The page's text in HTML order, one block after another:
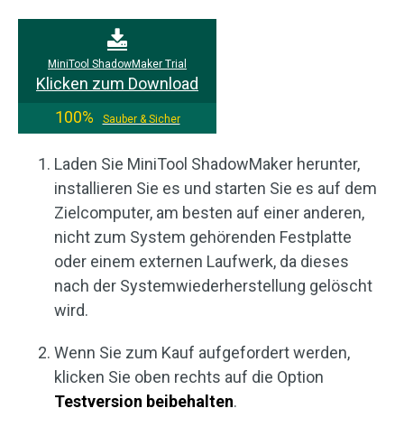
MiniTool ShadowMaker Trial
Klicken zum Download
100%
Sauber & Sicher
Laden Sie MiniTool ShadowMaker herunter,
installieren Sie es und starten Sie es auf dem
Zielcomputer, am besten auf einer anderen,
nicht zum System gehörenden Festplatte
oder einem externen Laufwerk, da dieses
nach der Systemwiederherstellung gelöscht
wird.
Wenn Sie zum Kauf aufgefordert werden,
klicken Sie oben rechts auf die Option
Testversion beibehalten.